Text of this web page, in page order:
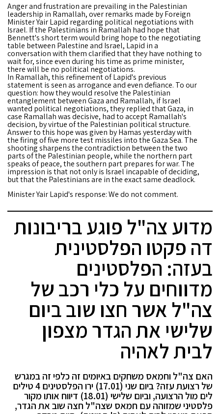
Anger and frustration are prevailing in the Palestinian
leadership in Ramallah, over remarks made by Foreign
Minister Yair Lapid regarding political negotiations with
Israel. If the Palestinians in Ramallah had hope that
Bennett's short term would bring hope to the negotiating
table between Palestine and Israel, Lapid in a
conversation with them clarified that they have nothing to
wait for, since even during his time as prime minister,
there will be no political negotiations.
In Ramallah, this refinement of Lapid's previous
statement is seen as arrogance and even defiance. To our
question: how they would resolve the Palestinian
entanglement between Gaza and Ramallah, if Israel
wanted political negotiations, they replied that Gaza, in
case Ramallah was decisive, had to accept Ramallah's
decision, by virtue of the Palestinian political structure.
Answer to this hope was given by Hamas yesterday with
the firing of five more test missiles into the Gaza Sea. The
shooting sharpens the contradiction between the two
parts of the Palestinian people, while the northern part
speaks of peace, the southern part prepares for war. The
impression is that not only is Israel incapable of deciding,
but that the Palestinians are in the exact same deadlock.
Minister Yair Lapid's response: We do not comment.
מדוע צה"ל פוגע בריבונות
דה פקטו הפלסטינית
בעזה: הפלסטינים
מדווחים על כלי רכב של
צה"ל אשר חצו שוב ביום
שלישי את הגדר מצפון
לבית לאהיה
האם צה"ל וחמאס משחקים באיומים זה כלפי זה במגרש
של רצועת עזה? ביום שני (17.01) ירו הפלסטינים 4 טילים
לים מול הרצועה, וביום שלישי (18.01) דיווח אותו מקור
פלסטיני שמזוהה עם חמאס שצה"ל חצה שוב את הגדר,